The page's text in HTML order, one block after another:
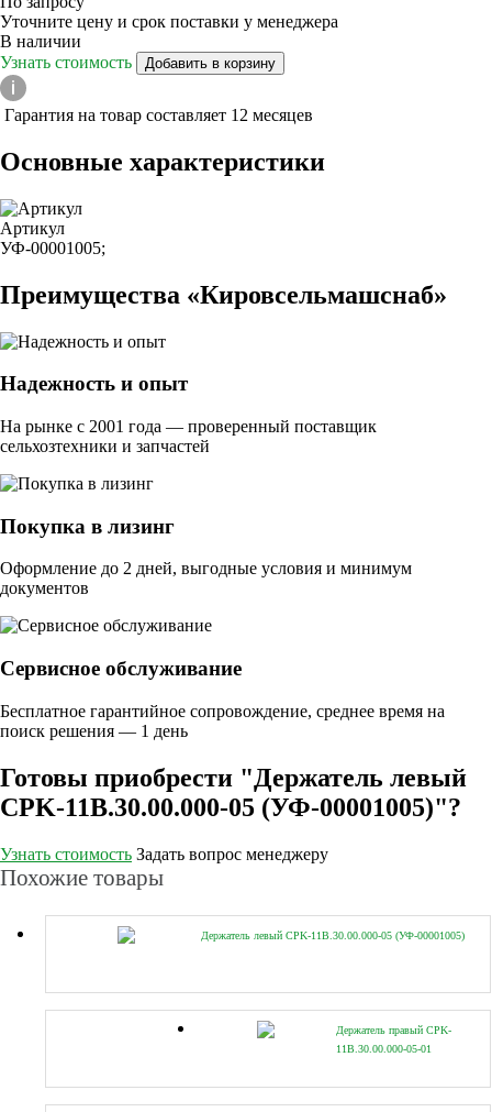
Уточните цену и срок поставки у менеджера
В наличии
Узнать стоимость
Добавить в корзину
Гарантия на товар составляет 12 месяцев
Основные характеристики
Артикул
УФ-00001005;
Преимущества «Кировсельмашснаб»
Надежность и опыт
На рынке с 2001 года — проверенный поставщик
сельхозтехники и запчастей
Покупка в лизинг
Оформление до 2 дней, выгодные условия и минимум
документов
Сервисное обслуживание
Бесплатное гарантийное сопровождение, среднее время на
поиск решения — 1 день
Готовы приобрести "Держатель левый
CPK-11B.30.00.000-05 (УФ-00001005)"?
Узнать стоимость Задать вопрос менеджеру
Похожие товары
Держатель левый CPK-11B.30.00.000-05 (УФ-00001005)
Держатель правый CPK-
11B.30.00.000-05-01